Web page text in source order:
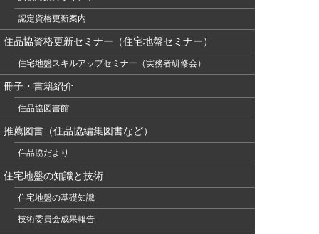
認定資格更新案内
住品協資格更新セミナー（住宅地盤セミナー）
住宅地盤スキルアップセミナー（実務者研修会）
冊子・書籍紹介
住品協図書館
推薦図書（住品協編集図書など）
住品協だより
住宅地盤の知識と技術
住宅地盤の基礎知識
技術委員会成果報告